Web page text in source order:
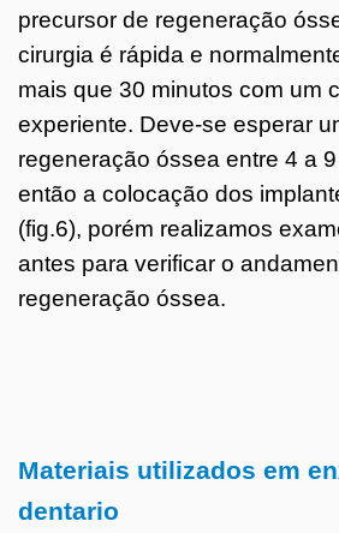
precursor de regeneração
cirurgia é rápida e
mais que 30 minutos com um
experiente. Deve-se esperar
regeneração óssea entre 4 a
então a colocação dos
(fig.6), porém realizamos
antes para verificar o
regeneração óssea.
Materiais utilizados em
dentario